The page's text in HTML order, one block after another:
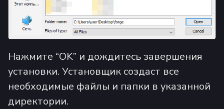
Нажмите “OK” и дождитесь завершения
установки. Установщик создаст все
необходимые файлы и папки в указанной
директории.